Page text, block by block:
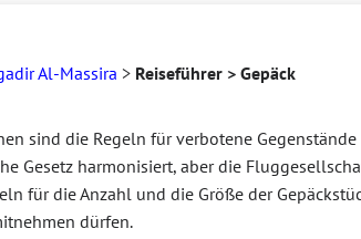
Al-Massira > Reiseführer > Gepäck
sind die Regeln für verbotene Gegenstände
Gesetz harmonisiert, aber die
für die Anzahl und die Größe der
dürfen.